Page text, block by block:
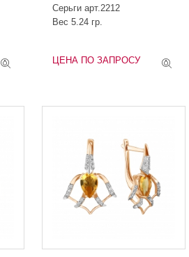
Серьги арт.2212
Вес 5.24 гр.
ЦЕНА ПО ЗАПРОСУ